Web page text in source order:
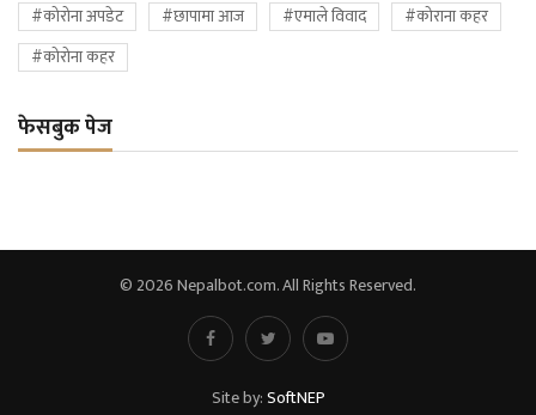
#कोरोना अपडेट #छापामा आज #एमाले विवाद
#कोराना कहर
#कोरोना कहर
फेसबुक पेज
© 2026 Nepalbot.com. All Rights Reserved.
Site by:SoftNEP